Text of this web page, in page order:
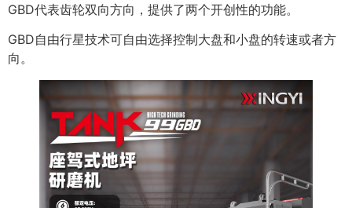
GBD代表齿轮双向方向，提供了两个开创性的功能。
GBD自由行星技术可自由选择控制大盘和小盘的转速或者方
向。